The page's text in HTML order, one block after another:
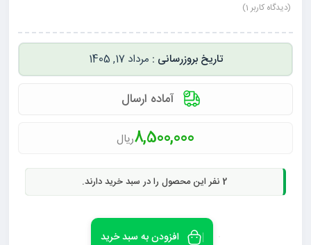
(دیدگاه کاربر 1
)
مرداد 17, 1405
آماده ارسال
8,500,000ریال
2 نفر این محصول را در سبد خرید دارند.
افزودن به سبد خرید